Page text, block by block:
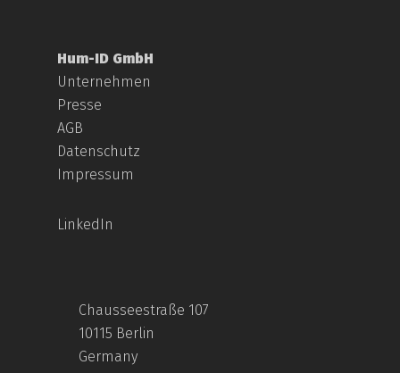
Hum-ID GmbH
Unternehmen
Presse
AGB
Datenschutz
Impressum
LinkedIn
Chausseestraße 107
10115 Berlin
Germany